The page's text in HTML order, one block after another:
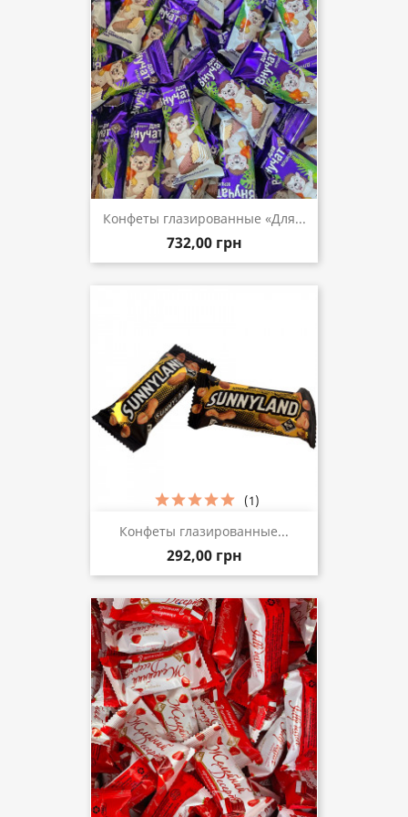
Конфеты глазированные «Для...
732,00 грн
Конфеты глазированные...
292,00 грн
(1)